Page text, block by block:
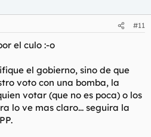
#11
el culo :-o
el gobierno, sino de que
voto con una bomba, la
votar (que no es poca) o los
lo ve mas claro... seguira la